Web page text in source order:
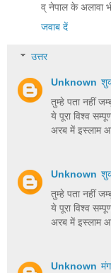
व् नेपाल के अलावा
जवाब दें
उत्तर
Unknown
तुम्हे पता नहीं
ये पूरा विश्व
अरब में इस्लाम
Unknown
तुम्हे पता नहीं
ये पूरा विश्व
अरब में इस्लाम
Unknown